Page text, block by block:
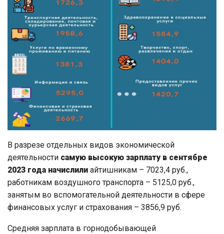
В разрезе отдельных видов экономической
деятельности самую высокую зарплату в сентябре
2023 года начислили айтишникам – 7023,4 руб.,
работникам воздушного транспорта – 5125,0 руб.,
занятым во вспомогательной деятельности в сфере
финансовых услуг и страхования – 3856,9 руб.
Средняя зарплата в горнодобывающей